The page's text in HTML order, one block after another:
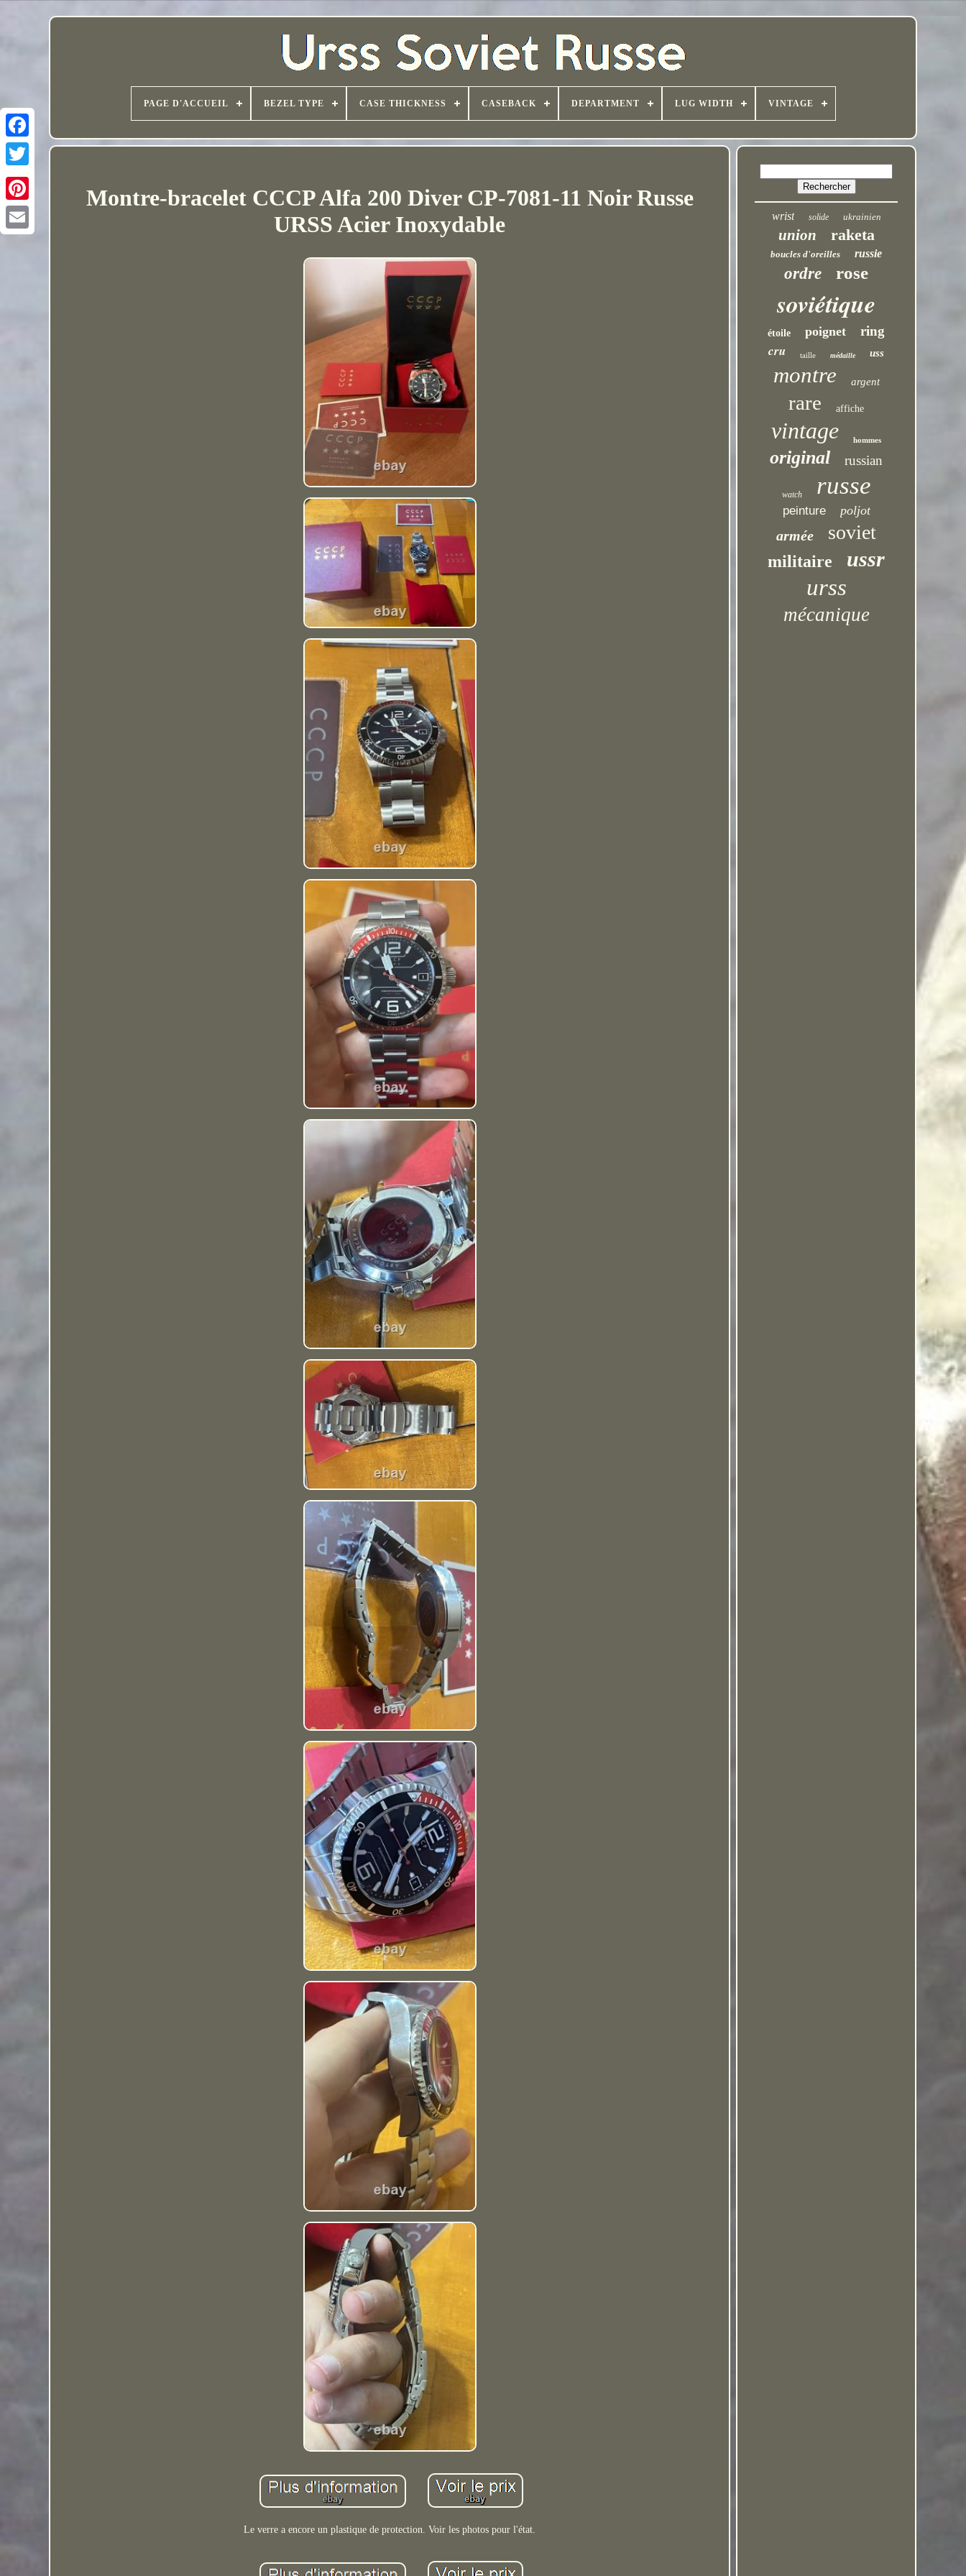
PAGE D'ACCUEIL BEZEL TYPE CASE THICKNESS CASEBACK DEPARTMENT LUG WIDTH VINTAGE
Montre-bracelet CCCP Alfa 200 Diver CP-7081-11 Noir Russe
URSS Acier Inoxydable
Le verre a encore un plastique de protection. Voir les photos pour l'état.
wrist solide ukrainien
union raketa
boucles d'oreilles russie
ordre rose
soviétique
étoile poignet ring
cru taille médaille uss
montre argent
rare affiche
vintage hommes
original russian
watch russe
peinture poljot
armée soviet
militaire ussr
urss
mécanique